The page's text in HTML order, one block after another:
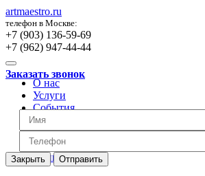
artmaestro.ru
телефон в Москве:
+7 (903) 136-59-69
+7 (962) 947-44-44
Заказать звонок
Закрыть Отправить
О нас
Услуги
События
Вопросы
Отзывы
Обратная связь
Цены